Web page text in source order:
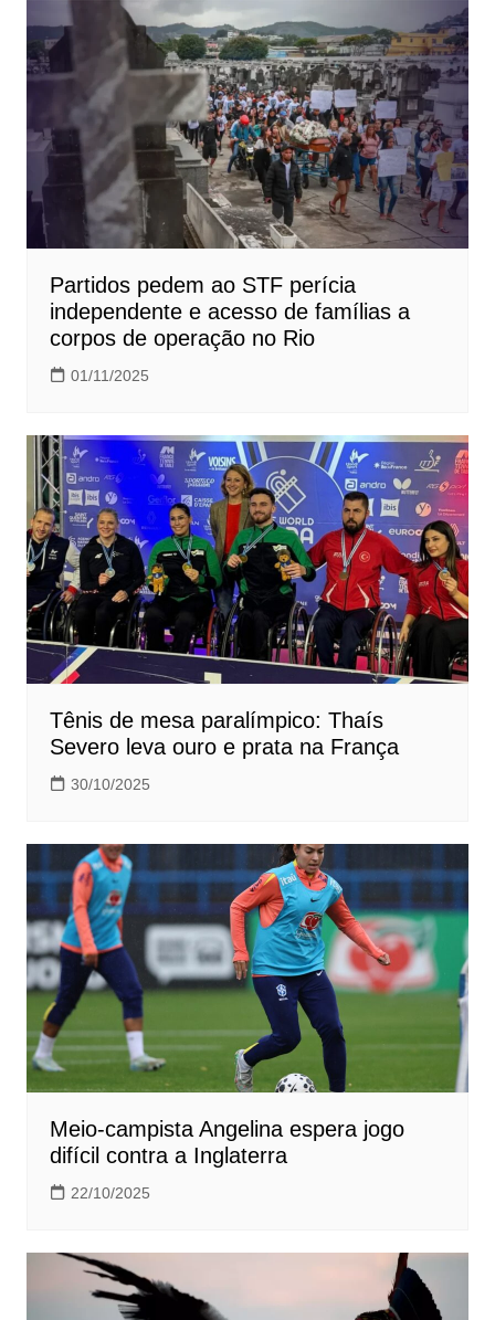
Partidos pedem ao STF perícia
independente e acesso de famílias a
corpos de operação no Rio
01/11/2025
Tênis de mesa paralímpico: Thaís
Severo leva ouro e prata na França
30/10/2025
Meio-campista Angelina espera jogo
difícil contra a Inglaterra
22/10/2025